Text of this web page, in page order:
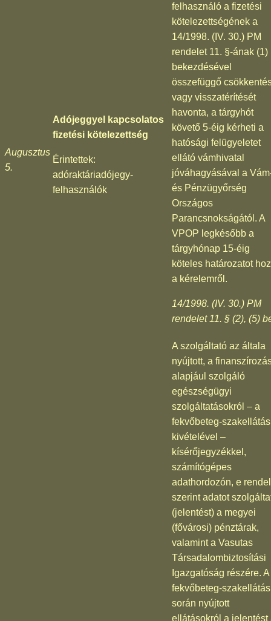
Augusztus
5.
Adójeggyel kapcsolatos
fizetési kötelezettség
Érintettek:
adóraktáriadójegy-
felhasználók
felhasználó a fizetési
kötelezettségének a
14/1998. (IV. 30.) PM
rendelet 11. §-ának (1)
bekezdésével
összefüggő
vagy visszatérítését
havonta, a tárgyhót
követő 5-éig kérheti a
hatósági felügyeletet
ellátó vámhivatal
jóváhagyásával a
és Pénzügyőrség
Országos
Parancsnokságától. A
VPOP legkésőbb a
tárgyhónap 15-éig
köteles határozatot
a kérelemről.
14/1998. (IV. 30.) PM
rendelet 11. § (2), (5)
A szolgáltató az általa
nyújtott, a
alapjául szolgáló
egészségügyi
szolgáltatásokról – a
fekvőbeteg-szakellátás
kivételével –
kísérőjegyzékkel,
számítógépes
adathordozón, e
szerint adatot
(jelentést) a megyei
(fővárosi) pénztárak,
valamint a Vasutas
Társadalombiztosítási
Igazgatóság részére. A
fekvőbeteg-szakellátás
során nyújtott
ellátásokról a jelentést